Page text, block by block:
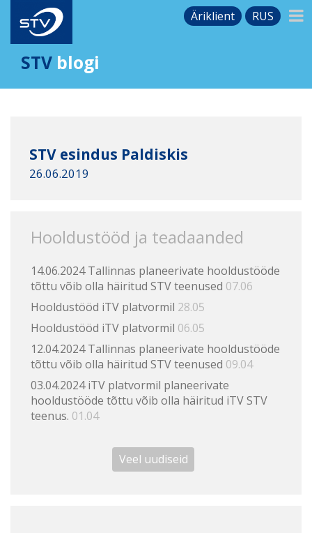
Äriklient RUS
STV blogi
STV esindus Paldiskis
26.06.2019
Hooldustööd ja teadaanded
14.06.2024 Tallinnas planeerivate hooldustööde
tõttu võib olla häiritud STV teenused 07.06
Hooldustööd iTV platvormil 28.05
Hooldustööd iTV platvormil 06.05
12.04.2024 Tallinnas planeerivate hooldustööde
tõttu võib olla häiritud STV teenused 09.04
03.04.2024 iTV platvormil planeerivate
hooldustööde tõttu võib olla häiritud iTV STV
teenus. 01.04
Veel uudiseid